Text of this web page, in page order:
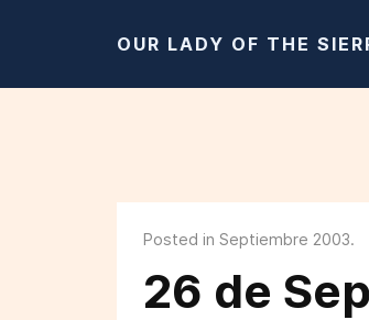
OUR LADY OF THE
Posted in Septiembre 2003.
26 de